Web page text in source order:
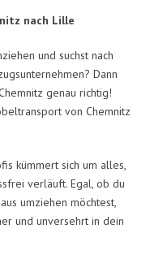
nach Lille
und suchst nach
Dann
genau richtig!
von Chemnitz
kümmert sich um alles,
verläuft. Egal, ob du
umziehen möchtest,
und unversehrt in dein